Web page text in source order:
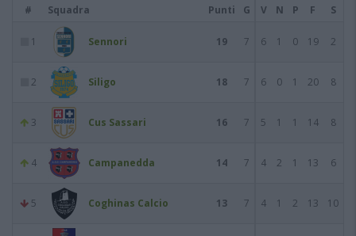
#
Squadra Punti G V N P F S
1 Sennori 19 7 6 1 0 19 2
2 Siligo 18 7 6 0 1 20 8
3 Cus Sassari 16 7 5 1 1 14 8
4 Campanedda 14 7 4 2 1 13 6
5 Coghinas Calcio 13 7 4 1 2 13 10